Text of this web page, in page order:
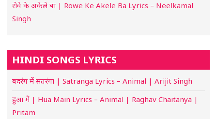
रोवे के अकेले बा | Rowe Ke Akele Ba Lyrics – Neelkamal
Singh
HINDI SONGS LYRICS
बदरंग में सतरंगा | Satranga Lyrics – Animal | Arijit Singh
हुआ मैं | Hua Main Lyrics – Animal | Raghav Chaitanya |
Pritam